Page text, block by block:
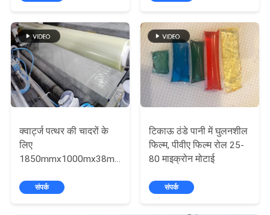
क्वार्ट्ज पत्थर की चादरों के
लिए
1850mmx1000mx38micron
संपर्क
टिकाऊ ठंडे पानी में घुलनशील
फिल्म, पीवीए फिल्म रोल 25-
80 माइक्रोन मोटाई
संपर्क